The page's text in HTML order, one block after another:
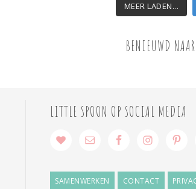
MEER LADEN...
BENIEUWD
LITTLE SPOON OP SOCIAL MEDIA
SAMENWERKEN CONTACT